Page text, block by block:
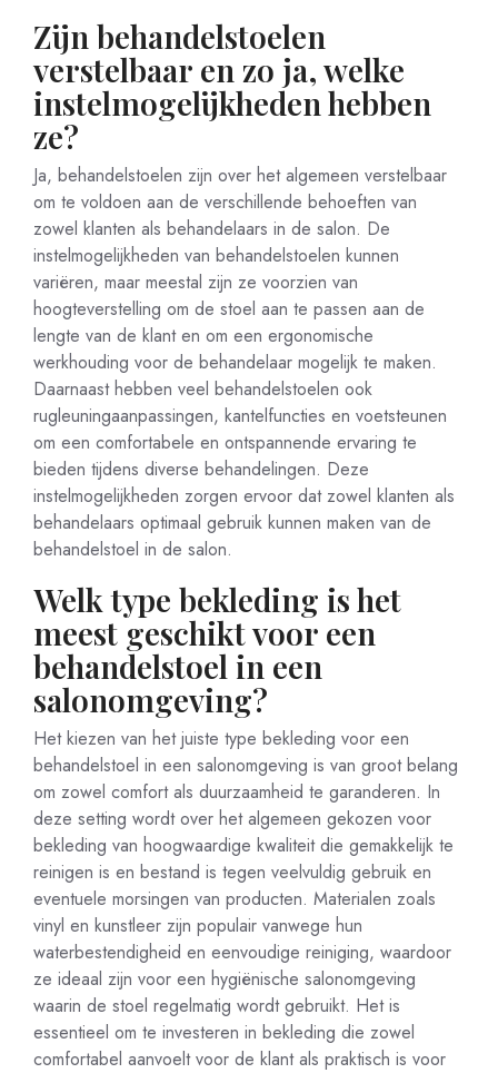
Zijn behandelstoelen
verstelbaar en zo ja, welke
instelmogelijkheden hebben
ze?
Ja, behandelstoelen zijn over het algemeen verstelbaar
om te voldoen aan de verschillende behoeften van
zowel klanten als behandelaars in de salon. De
instelmogelijkheden van behandelstoelen kunnen
variëren, maar meestal zijn ze voorzien van
hoogteverstelling om de stoel aan te passen aan de
lengte van de klant en om een ergonomische
werkhouding voor de behandelaar mogelijk te maken.
Daarnaast hebben veel behandelstoelen ook
rugleuningaanpassingen, kantelfuncties en voetsteunen
om een comfortabele en ontspannende ervaring te
bieden tijdens diverse behandelingen. Deze
instelmogelijkheden zorgen ervoor dat zowel klanten als
behandelaars optimaal gebruik kunnen maken van de
behandelstoel in de salon.
Welk type bekleding is het
meest geschikt voor een
behandelstoel in een
salonomgeving?
Het kiezen van het juiste type bekleding voor een
behandelstoel in een salonomgeving is van groot belang
om zowel comfort als duurzaamheid te garanderen. In
deze setting wordt over het algemeen gekozen voor
bekleding van hoogwaardige kwaliteit die gemakkelijk te
reinigen is en bestand is tegen veelvuldig gebruik en
eventuele morsingen van producten. Materialen zoals
vinyl en kunstleer zijn populair vanwege hun
waterbestendigheid en eenvoudige reiniging, waardoor
ze ideaal zijn voor een hygiënische salonomgeving
waarin de stoel regelmatig wordt gebruikt. Het is
essentieel om te investeren in bekleding die zowel
comfortabel aanvoelt voor de klant als praktisch is voor